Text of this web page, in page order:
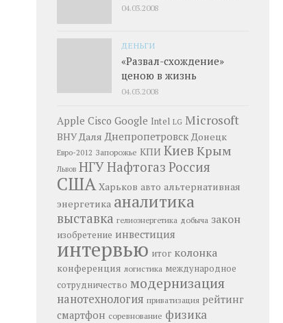
04.03.2008
ДЕНЬГИ
«Развал-схождение»
ценою в жизнь
04.03.2008
Apple Cisco Google Intel LG Microsoft
ВНУ Даля Днепропетровск Донецк
Евро-2012 Запорожье КПИ Киев Крым
Львов НГУНафтогаз Россия
США Харьков авто альтернативная
энергетика аналитика
выставка гелиоэнергетика добыча закон
изобретение инвестиция
интервью итог колонка
конференция логистика международное
сотрудничество модернизация
нанотехнология приватизация рейтинг
смартфон соревнование физика